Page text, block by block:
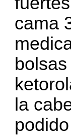
cama
la